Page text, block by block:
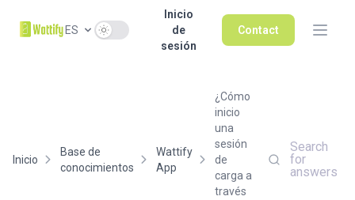
ES Use setting
Inicio
de
sesión
Contact
Inicio
Base de
conocimientos
Wattify
App
¿Cómo
inicio
una
sesión
de
carga a
través
Search
for
answers